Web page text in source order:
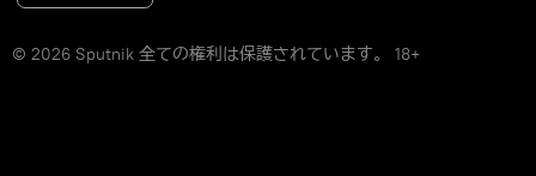
© 2026 Sputnik 全ての権利は保護されています。 18+